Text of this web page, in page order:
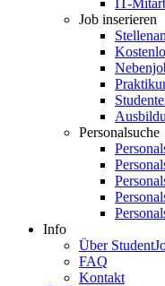
IT-
Job inserieren
Personalsuche
Info
Über
FAQ
Kontakt